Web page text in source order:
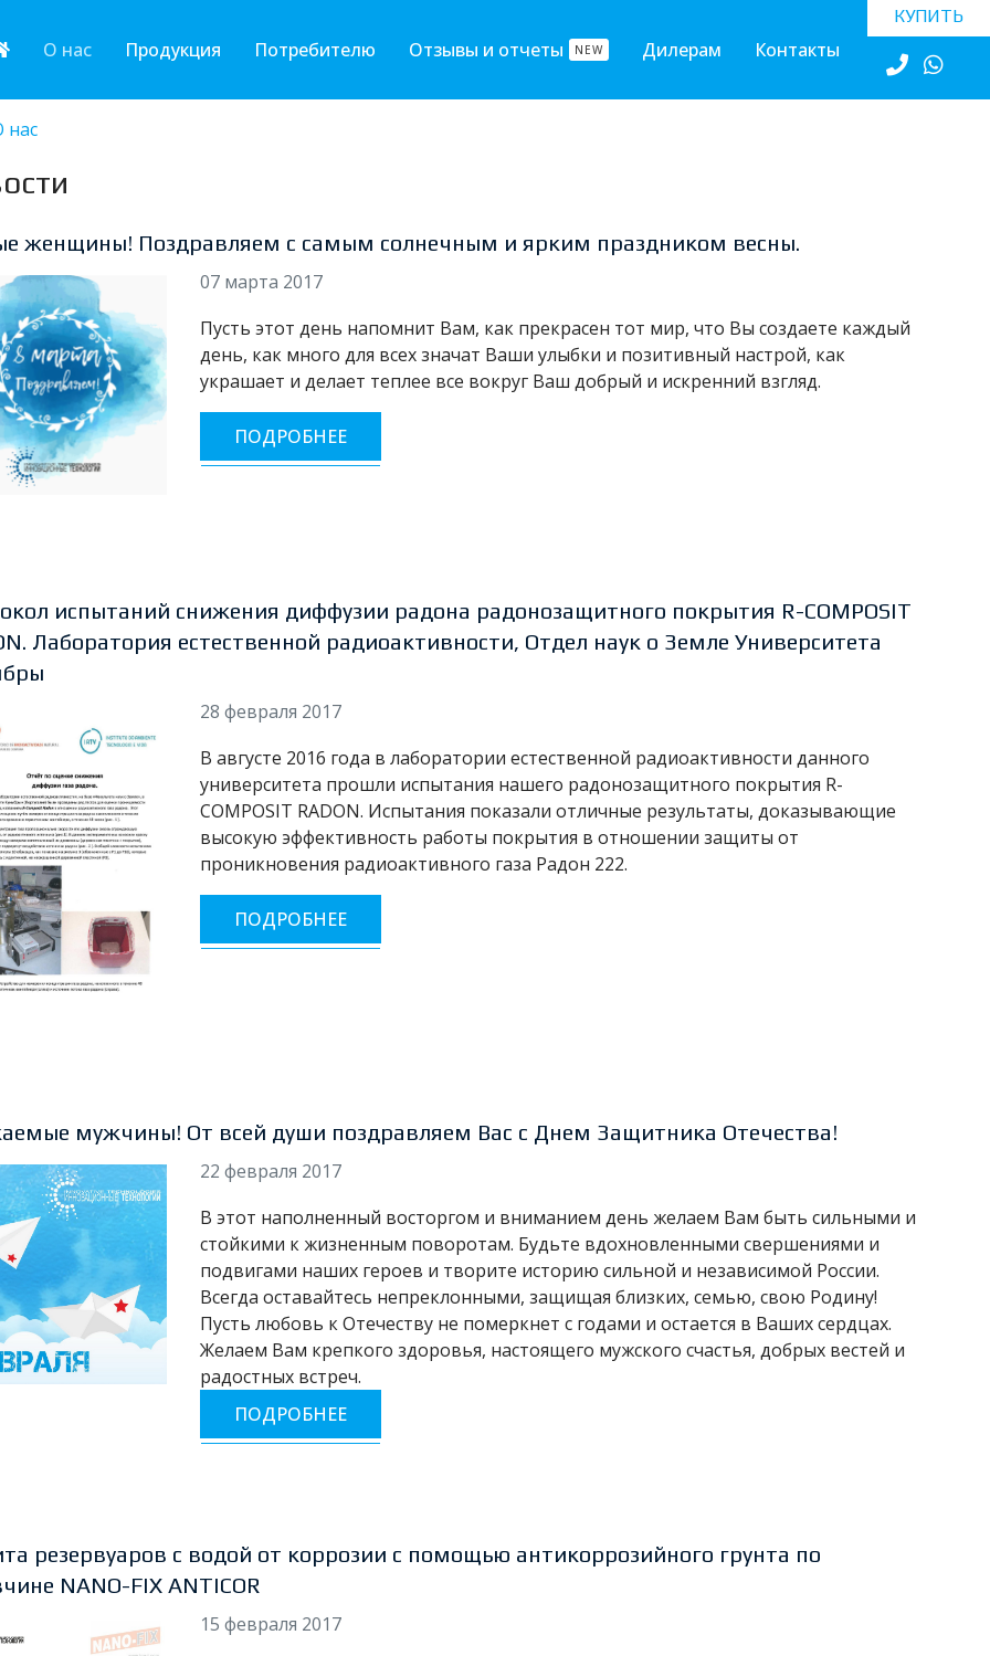
КУПИТЬ
О нас Продукция Потребителю Отзывы и отчеты NEW Дилерам Контакты
нас
женщины! Поздравляем с самым солнечным и ярким праздником весны.
07 марта 2017
Пусть этот день напомнит Вам, как прекрасен тот мир, что Вы создаете каждый
день, как много для всех значат Ваши улыбки и позитивный настрой, как
украшает и делает теплее все вокруг Ваш добрый и искренний взгляд.
ПОДРОБНЕЕ
испытаний снижения диффузии радона радонозащитного покрытия R-COMPOSIT
Лаборатория естественной радиоактивности, Отдел наук о Земле Университета
28 февраля 2017
В августе 2016 года в лаборатории естественной радиоактивности данного
университета прошли испытания нашего радонозащитного покрытия R-
COMPOSIT RADON. Испытания показали отличные результаты, доказывающие
высокую эффективность работы покрытия в отношении защиты от
проникновения радиоактивного газа Радон 222.
ПОДРОБНЕЕ
мужчины! От всей души поздравляем Вас с Днем Защитника Отечества!
22 февраля 2017
В этот наполненный восторгом и вниманием день желаем Вам быть сильными и
стойкими к жизненным поворотам. Будьте вдохновленными свершениями и
подвигами наших героев и творите историю сильной и независимой России.
Всегда оставайтесь непреклонными, защищая близких, семью, свою Родину!
Пусть любовь к Отечеству не померкнет с годами и остается в Ваших сердцах.
Желаем Вам крепкого здоровья, настоящего мужского счастья, добрых вестей и
радостных встреч.
ПОДРОБНЕЕ
резервуаров с водой от коррозии с помощью антикоррозийного грунта по
NANO-FIX ANTICOR
15 февраля 2017